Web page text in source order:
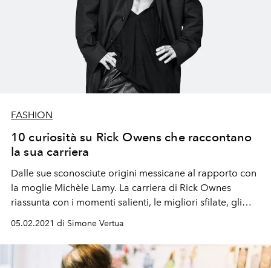
FASHION
10 curiosità su Rick Owens che raccontano
la sua carriera
Dalle sue sconosciute origini messicane al rapporto con
la moglie Michèle Lamy. La carriera di Rick Ownes
riassunta con i momenti salienti, le migliori sfilate, gli
05.02.2021 di Simone Vertua